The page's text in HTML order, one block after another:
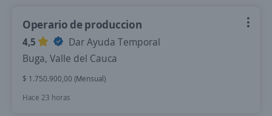
Operario de produccion
4,5
Dar Ayuda Temporal
Buga, Valle del Cauca
$ 1.750.900,00 (Mensual)
Hace 23 horas